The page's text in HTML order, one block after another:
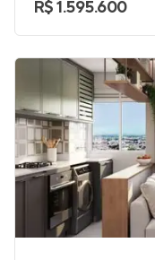
R$ 1.595.600